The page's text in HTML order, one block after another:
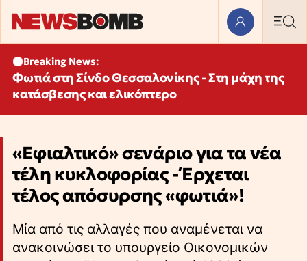
Breaking News:
Φωτιά στη Σίνδο Θεσσαλονίκης - Στη μάχη της
κατάσβεσης και ελικόπτερο
«Εφιαλτικό» σενάριο για τα νέα
τέλη κυκλοφορίας - Έρχεται
τέλος απόσυρσης «φωτιά»!
Μία από τις αλλαγές που αναμένεται να
ανακοινώσει το υπουργείο Οικονομικών